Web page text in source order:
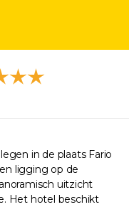
in de plaats Fario
ligging op de
uitzicht
Het hotel beschikt